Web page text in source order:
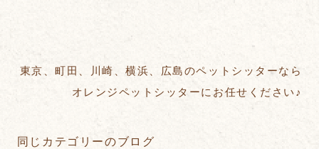
東京、町田、川崎、横浜、広島のペットシッターなら
オレンジペットシッターにお任せください♪
同じカテゴリーのブログ